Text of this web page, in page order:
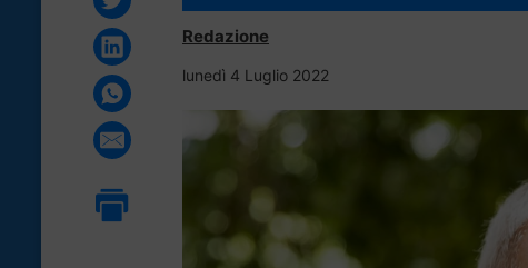
Redazione
lunedì 4 Luglio 2022